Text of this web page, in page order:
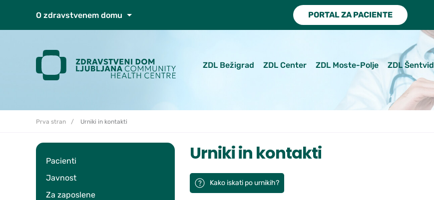
O zdravstvenem domu
PORTAL ZA PACIENTE
ZDL Bežigrad ZDL Center ZDL Moste-Polje ZDL Šentvid
Prva stran Urniki in kontakti
Pacienti
Javnost
Za zaposlene
Urniki in kontakti
Kako iskati po urnikih?